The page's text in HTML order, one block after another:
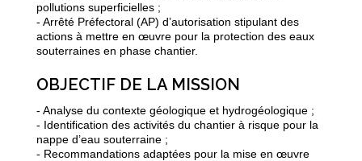
pollutions superficielles ;
- Arrêté Préfectoral (AP) d’autorisation stipulant des
actions à mettre en œuvre pour la protection des eaux
souterraines en phase chantier.
OBJECTIF DE LA MISSION
- Analyse du contexte géologique et hydrogéologique ;
- Identification des activités du chantier à risque pour la
nappe d’eau souterraine ;
- Recommandations adaptées pour la mise en œuvre